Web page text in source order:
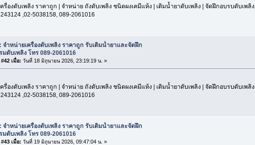
รื่องดับเพลิง ราคาถูก | จำหน่าย ถังดับเพลิง ชนิดผงเคมีแห้ง | เติมน้ำยาดับเพลิง | จัดฝึกอบรบดับเพลิง
,02-5038158, 089-2061016
จำหน่ายเครื่องดับเพลิง ราคาถูก รับเติมน้ำยาและจัดฝึก
มดับเพลิง โทร 089-2061016
เมื่อ: วันที่ 18 มิถุนายน 2026, 23:19:19 น. »
รื่องดับเพลิง ราคาถูก | จำหน่าย ถังดับเพลิง ชนิดผงเคมีแห้ง | เติมน้ำยาดับเพลิง | จัดฝึกอบรบดับเพลิง
,02-5038158, 089-2061016
จำหน่ายเครื่องดับเพลิง ราคาถูก รับเติมน้ำยาและจัดฝึก
มดับเพลิง โทร 089-2061016
เมื่อ: วันที่ 19 มิถุนายน 2026, 09:47:04 น. »